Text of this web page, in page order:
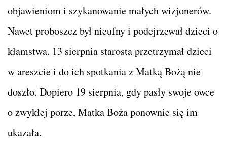
objawieniom i szykanowanie małych wizjonerów.
Nawet proboszcz był nieufny i podejrzewał dzieci o
kłamstwa. 13 sierpnia starosta przetrzymał dzieci
w areszcie i do ich spotkania z Matką Bożą nie
doszło. Dopiero 19 sierpnia, gdy pasły swoje owce
o zwykłej porze, Matka Boża ponownie się im
ukazała.